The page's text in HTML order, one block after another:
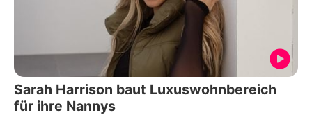
Sarah Harrison baut Luxuswohnbereich
für ihre Nannys